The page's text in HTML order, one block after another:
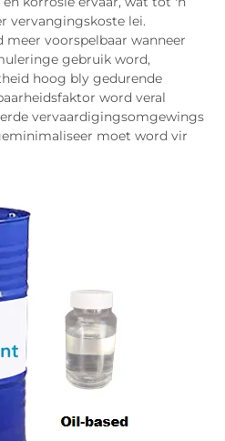
vervangingskoste lei.
voorspelbaar wanneer
gebruik word,
hoog bly gedurende
word veral
vervaardigingsomgewings
moet word vir